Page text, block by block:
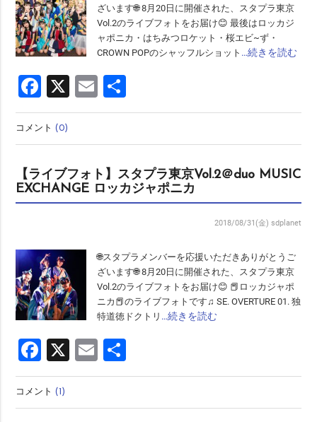
ざいます🌐 8月20日に開催された、スタプラ東京
Vol.2のライブフォトをお届け😊 最後はロッカジ
ャポニカ・はちみつロケット・桜エビ~ず・
CROWN POPのシャッフルショット …続きを読む
Facebook
X Email
有
コメント(0)
【ライブフォト】スタプラ東京Vol.2＠duo MUSIC
EXCHANGE ロッカジャポニカ
2018/08/31(金) sdplanet
🌐スタプラメンバーを応援いただきありがとうご
ざいます🌐 8月20日に開催された、スタプラ東京
Vol.2のライブフォトをお届け😊 📕ロッカジャポ
ニカ📕のライブフォトです♫ SE. OVERTURE 01. 独
特道徳ドクトリ …続きを読む
Facebook
X Email
有
コメント(1)